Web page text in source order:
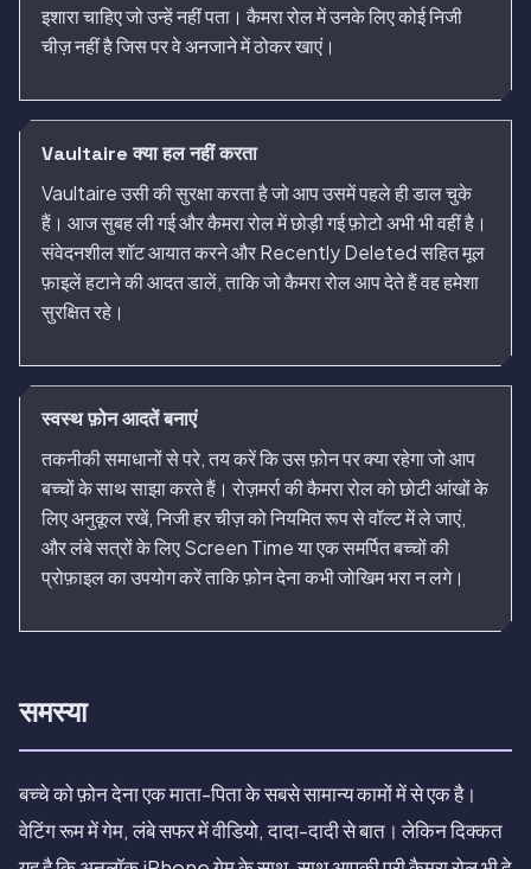
इशारा चाहिए जो उन्हें नहीं पता। कैमरा रोल में उनके लिए कोई निजी
चीज़ नहीं है जिस पर वे अनजाने में ठोकर खाएं।
Vaultaire क्या हल नहीं करता
Vaultaire उसी की सुरक्षा करता है जो आप उसमें पहले ही डाल चुके
हैं। आज सुबह ली गई और कैमरा रोल में छोड़ी गई फ़ोटो अभी भी वहीं है।
संवेदनशील शॉट आयात करने और Recently Deleted सहित मूल
फ़ाइलें हटाने की आदत डालें, ताकि जो कैमरा रोल आप देते हैं वह हमेशा
सुरक्षित रहे।
स्वस्थ फ़ोन आदतें बनाएं
तकनीकी समाधानों से परे, तय करें कि उस फ़ोन पर क्या रहेगा जो आप
बच्चों के साथ साझा करते हैं। रोज़मर्रा की कैमरा रोल को छोटी आंखों के
लिए अनुकूल रखें, निजी हर चीज़ को नियमित रूप से वॉल्ट में ले जाएं,
और लंबे सत्रों के लिए Screen Time या एक समर्पित बच्चों की
प्रोफ़ाइल का उपयोग करें ताकि फ़ोन देना कभी जोखिम भरा न लगे।
समस्या
बच्चे को फ़ोन देना एक माता-पिता के सबसे सामान्य कामों में से एक है।
वेटिंग रूम में गेम, लंबे सफर में वीडियो, दादा-दादी से बात। लेकिन दिक्कत